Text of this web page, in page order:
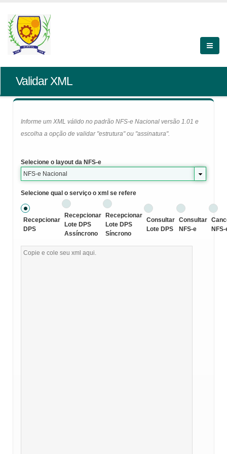
Validar XML
Informe um XML válido no padrão NFS-e Nacional versão 1.01 e
escolha a opção de validar "estrutura" ou "assinatura".
Selecione o layout da NFS-e
NFS-e Nacional
Selecione qual o serviço o xml se refere
Recepcionar
DPS
Recepcionar
Lote DPS
Assíncrono
Recepcionar
Lote DPS
Síncrono
Consultar
Lote DPS
Consultar
NFS-e
NFS-